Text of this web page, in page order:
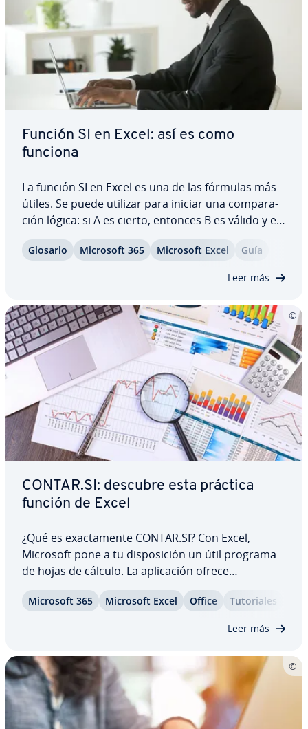
Función SI en Excel: así es como
funciona
La función SI en Excel es una de las fórmulas más
útiles. Se puede utilizar para iniciar una co­m­pa­ra­
ción lógica: si A es cierto, entonces B es válido y en
caso contrario C. Sin embargo, para poder utilizar
la función SI de manera óptima, tienes que
Glosario Microsoft 365 Microsoft Excel Guía
Leer más
CONTAR.SI: descubre esta práctica
función de Excel
¿Qué es exac­ta­me­n­te CONTAR.SI? Con Excel,
Microsoft pone a tu di­s­po­si­ción un útil programa
de hojas de cálculo. La apli­ca­ción ofrece
numerosas funciones que muchos usuarios de­s­
co­no­cen. Por ello, resulta si­g­ni­fi­ca­ti­vo in­fo­r­mar­se
Microsoft 365 Microsoft Excel Office Tu­to­ria­les
Leer más